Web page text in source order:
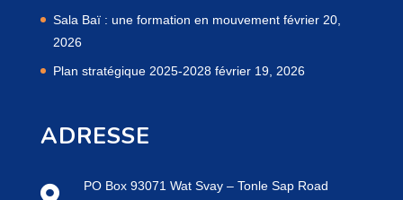
Sala Baï : une formation en mouvement février 20,
2026
Plan stratégique 2025-2028 février 19, 2026
ADRESSE
PO Box 93071 Wat Svay – Tonle Sap Road